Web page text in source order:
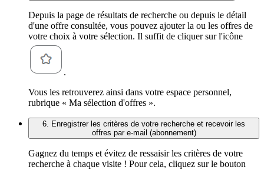
Depuis la page de résultats de recherche ou depuis le détail
d'une offre consultée, vous pouvez ajouter la ou les offres de
votre choix à votre sélection. Il suffit de cliquer sur l'icône
.
Vous les retrouverez ainsi dans votre espace personnel,
rubrique « Ma sélection d'offres ».
6. Enregistrer les critères de votre recherche et recevoir les
offres par e-mail (abonnement)
Gagnez du temps et évitez de ressaisir les critères de votre
recherche à chaque visite ! Pour cela, cliquez sur le bouton